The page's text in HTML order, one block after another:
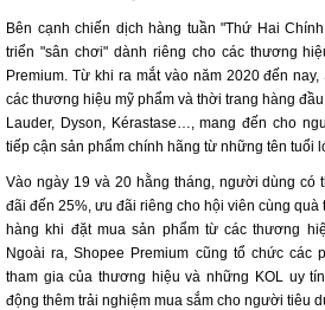
Bên cạnh chiến dịch hàng tuần "Thứ Hai
triển "sân chơi" dành riêng cho các thương
Premium. Từ khi ra mắt vào năm 2020 đến
các thương hiệu mỹ phẩm và thời trang hàng
Lauder, Dyson, Kérastase…, mang đến cho
tiếp cận sản phẩm chính hãng từ những tên tuổi
Vào ngày 19 và 20 hằng tháng, người dùng có
đãi đến 25%, ưu đãi riêng cho hội viên cùng quà
hàng khi đặt mua sản phẩm từ các thương
Ngoài ra, Shopee Premium cũng tổ chức các
tham gia của thương hiệu và những KOL uy
động thêm trải nghiệm mua sắm cho người tiêu